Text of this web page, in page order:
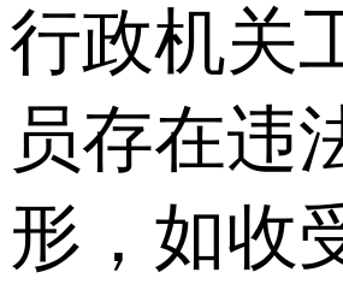
行政机关
员存在违
形，如收